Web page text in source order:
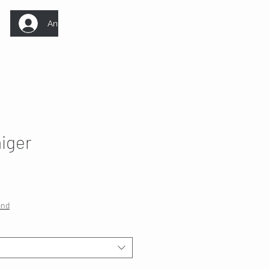
Anmelden